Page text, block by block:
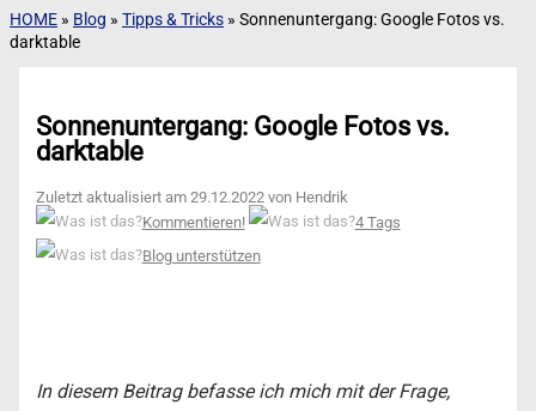
HOME » Blog » Tipps & Tricks » Sonnenuntergang: Google Fotos vs.
darktable
Sonnenuntergang: Google Fotos vs.
darktable
Zuletzt aktualisiert am 29.12.2022 von Hendrik
Kommentieren!
4 Tags
Blog unterstützen
In diesem Beitrag befasse ich mich mit der Frage,